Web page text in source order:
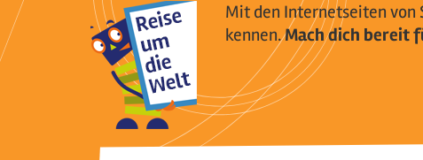
Mit den Internetseiten von
kennen.Mach dich bereit